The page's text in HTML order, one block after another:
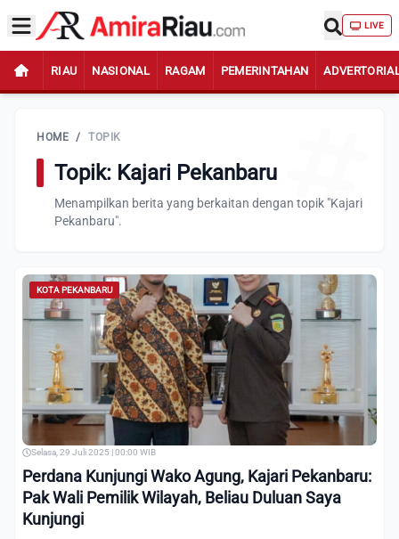
LIVE
RIAU NASIONAL RAGAM PEMERINTAHAN
HOME / TOPIK
Topik: Kajari Pekanbaru
Menampilkan berita yang berkaitan dengan topik "Kajari
Pekanbaru".
KOTA PEKANBARU
Selasa, 29 Juli 2025 | 00:00 WIB
Perdana Kunjungi Wako Agung, Kajari Pekanbaru:
Pak Wali Pemilik Wilayah, Beliau Duluan Saya
Kunjungi